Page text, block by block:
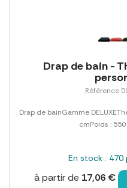
Drap de bain -
Référence
Drap de bainGamme
cmPoids : 550
En stock :
à partir de 17,06 €